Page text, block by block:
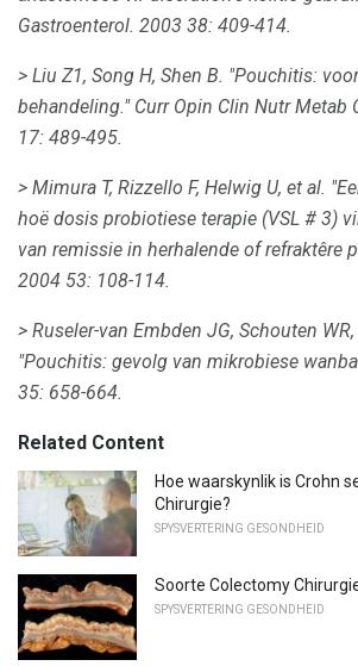
Gastroenterol. 2003 38: 409-414.
> Liu Z1, Song H, Shen B. "Pouchitis:
behandeling." Curr Opin Clin Nutr Metab
17: 489-495.
> Mimura T, Rizzello F, Helwig U, et al.
hoë dosis probiotiese terapie (VSL # 3)
van remissie in herhalende of refraktêre
2004 53: 108-114.
> Ruseler-van Embden JG, Schouten
"Pouchitis: gevolg van mikrobiese
35: 658-664.
Related Content
Hoe waarskynlik is Crohn
Chirurgie?
SPYSVERTERING GESONDHEID
Soorte Colectomy
SPYSVERTERING GESONDHEID